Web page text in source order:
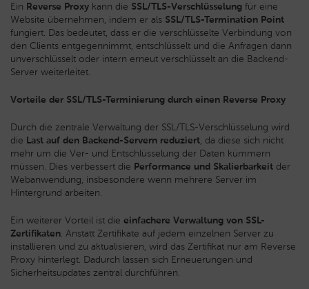
Ein Reverse Proxy kann die SSL/TLS-Verschlüsselung für eine
Website übernehmen, indem er als SSL/TLS-Termination Point
fungiert. Das bedeutet, dass er die verschlüsselte Verbindung von
den Clients entgegennimmt, entschlüsselt und die Anfragen dann
unverschlüsselt oder intern erneut verschlüsselt an die Backend-
Server weiterleitet.
Vorteile der SSL/TLS-Terminierung durch einen Reverse Proxy
Durch die zentrale Verwaltung der SSL/TLS-Verschlüsselung wird
die Last auf den Backend-Servern reduziert, da diese sich nicht
mehr um die Ver- und Entschlüsselung der Daten kümmern
müssen. Dies verbessert die Performance und Skalierbarkeit der
Webanwendung, insbesondere wenn mehrere Server im
Hintergrund arbeiten.
Ein weiterer Vorteil ist die einfachere Verwaltung von SSL-
Zertifikaten. Anstatt Zertifikate auf jedem einzelnen Server zu
installieren und zu aktualisieren, wird das Zertifikat nur am Reverse
Proxy hinterlegt. Dadurch lassen sich Erneuerungen und
Sicherheitsupdates zentral durchführen.